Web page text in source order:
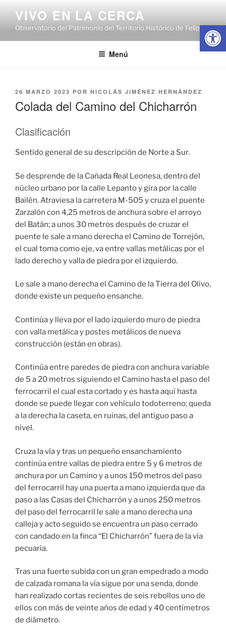
Abrir
contenido
VIVO EN LA CERCA
Observatorio del Patrimonio del Territorio Histórico de Felipe II
Menú
PUBLICADO
26 MARZO 2023 POR NICOLÁS JIMÉNEZ HERNÁNDEZ
Colada del Camino del Chicharrón
Clasificación
Sentido general de su descripción de Norte a Sur.
Se desprende de la Cañada Real Leonesa, dentro del
núcleo urbano por la calle Lepanto y gira por la calle
Bailén. Atraviesa la carretera M-505 y cruza el puente
Zarzalón con 4,25 metros de anchura sobre el arroyo
del Batán; a unos 30 metros después de cruzar el
puente le sale a mano derecha el Camino de Torrejón,
el cual toma como eje, va entre vallas metálicas por el
lado derecho y valla de piedra por el izquierdo.
Le sale a mano derecha el Camino de la Tierra del Olivo,
donde existe un pequeño ensanche.
Continúa y lleva por el lado izquierdo muro de piedra
con valla metálica y postes metálicos de nueva
construcción (están en obras).
Continúa entre paredes de piedra con anchura variable
de 5 a 20 metros siguiendo el Camino hasta el paso del
ferrocarril el cual esta cortado y es hasta aquí hasta
donde se puede llegar con vehículo todoterreno; queda
a la derecha la caseta, en ruinas, del antiguo paso a
nivel.
Cruza la vía y tras un pequeño ensanchamiento
continúa entre vallas de piedra entre 5 y 6 metros de
anchura por un Camino y a unos 150 metros del paso
del ferrocarril hay una puerta a mano izquierda que da
paso a las Casas del Chicharrón y a unos 250 metros
del paso del ferrocarril le sale a mano derecha una
calleja y acto seguido se encuentra un paso cerrado
con candado en la finca “El Chicharrón” fuera de la vía
pecuaria.
Tras una fuerte subida con un gran empedrado a modo
de calzada romana la vía sigue por una senda, donde
han realizado cortas recientes de seis rebollos uno de
ellos con más de veinte años de edad y 40 centímetros
de diámetro.